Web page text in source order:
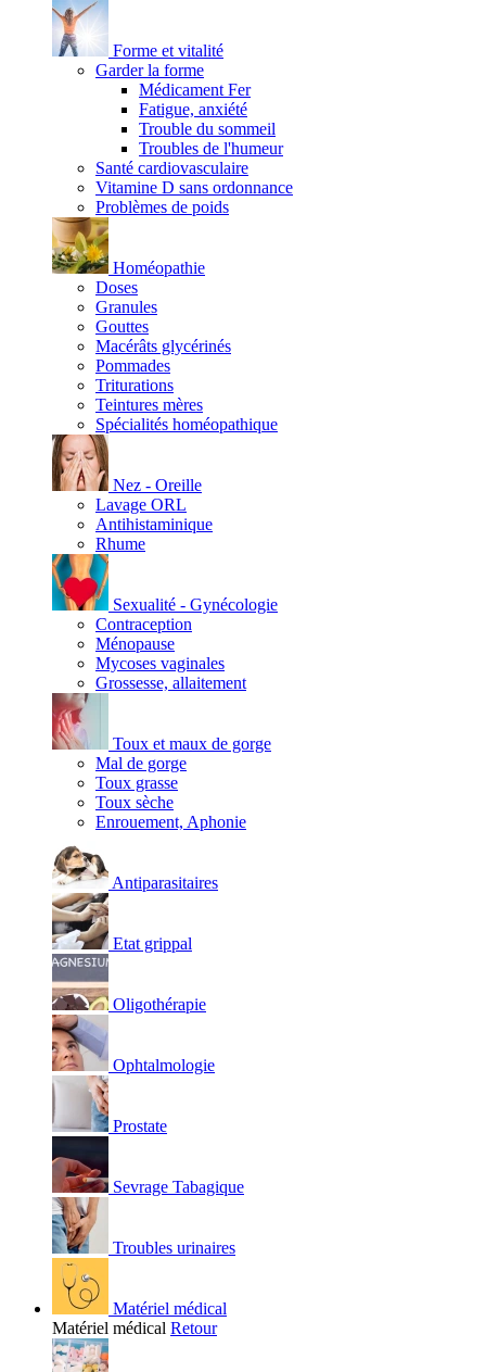
Forme et vitalité
Garder la forme
Médicament Fer
Fatigue, anxiété
Trouble du sommeil
Troubles de l'humeur
Santé cardiovasculaire
Vitamine D sans ordonnance
Problèmes de poids
Homéopathie
Doses
Granules
Gouttes
Macérâts glycérinés
Pommades
Triturations
Teintures mères
Spécialités homéopathique
Nez - Oreille
Lavage ORL
Antihistaminique
Rhume
Sexualité - Gynécologie
Contraception
Ménopause
Mycoses vaginales
Grossesse, allaitement
Toux et maux de gorge
Mal de gorge
Toux grasse
Toux sèche
Enrouement, Aphonie
Antiparasitaires
Etat grippal
Oligothérapie
Ophtalmologie
Prostate
Sevrage Tabagique
Troubles urinaires
Matériel médical
Matériel médical Retour